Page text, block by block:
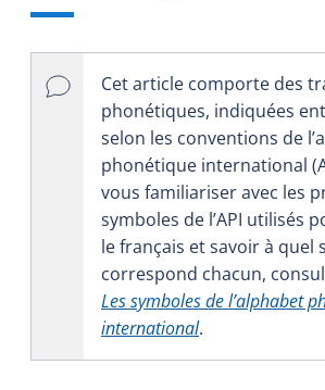
Cet article comporte des
phonétiques, indiquées
selon les conventions de
phonétique international
vous familiariser avec les
symboles de l’API utilisés
le français et savoir à quel
correspond chacun,
Les symboles de l’alphabet
international.